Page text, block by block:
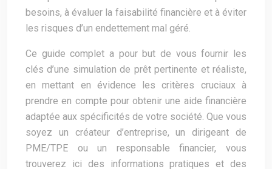
besoins, à évaluer la faisabilité financière et à éviter
les risques d’un endettement mal géré.
Ce guide complet a pour but de vous fournir les
clés d’une simulation de prêt pertinente et réaliste,
en mettant en évidence les critères cruciaux à
prendre en compte pour obtenir une aide financière
adaptée aux spécificités de votre société. Que vous
soyez un créateur d’entreprise, un dirigeant de
PME/TPE ou un responsable financier, vous
trouverez ici des informations pratiques et des